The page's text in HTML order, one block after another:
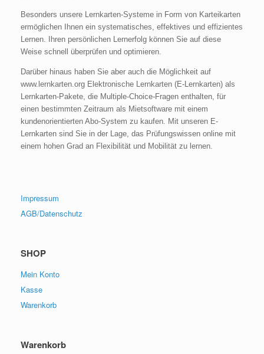
Besonders unsere Lernkarten-Systeme in Form von Karteikarten
ermöglichen Ihnen ein systematisches, effektives und effizientes
Lernen. Ihren persönlichen Lernerfolg können Sie auf diese
Weise schnell überprüfen und optimieren.
Darüber hinaus haben Sie aber auch die Möglichkeit auf
www.lernkarten.org Elektronische Lernkarten (E-Lernkarten) als
Lernkarten-Pakete, die Multiple-Choice-Fragen enthalten, für
einen bestimmten Zeitraum als Mietsoftware mit einem
kundenorientierten Abo-System zu kaufen. Mit unseren E-
Lernkarten sind Sie in der Lage, das Prüfungswissen online mit
einem hohen Grad an Flexibilität und Mobilität zu lernen.
Impressum
AGB/Datenschutz
SHOP
Mein Konto
Kasse
Warenkorb
Warenkorb